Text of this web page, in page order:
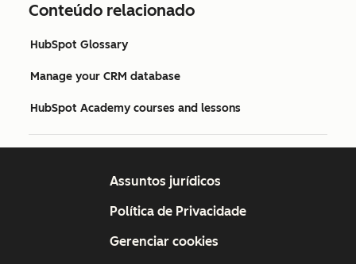
Conteúdo relacionado
HubSpot Glossary
Manage your CRM database
HubSpot Academy courses and lessons
Assuntos jurídicos
Política de Privacidade
Gerenciar cookies